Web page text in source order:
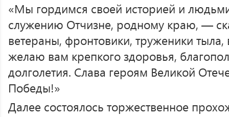
«Мы гордимся своей историей и
служению Отчизне, родному краю, —
ветераны, фронтовики, труженики
желаю вам крепкого здоровья,
долголетия. Слава героям Великой
Победы!»
Далее состоялось торжественное